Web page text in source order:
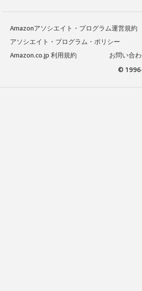
Amazonアソシエイト・プログラム運営規約
アソシエイト・プログラム・ポリシー
Amazon.co.jp 利用規約
お問い合
©